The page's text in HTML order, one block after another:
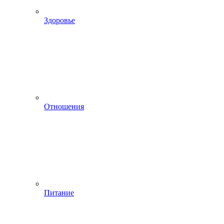
Здоровье
Отношения
Питание